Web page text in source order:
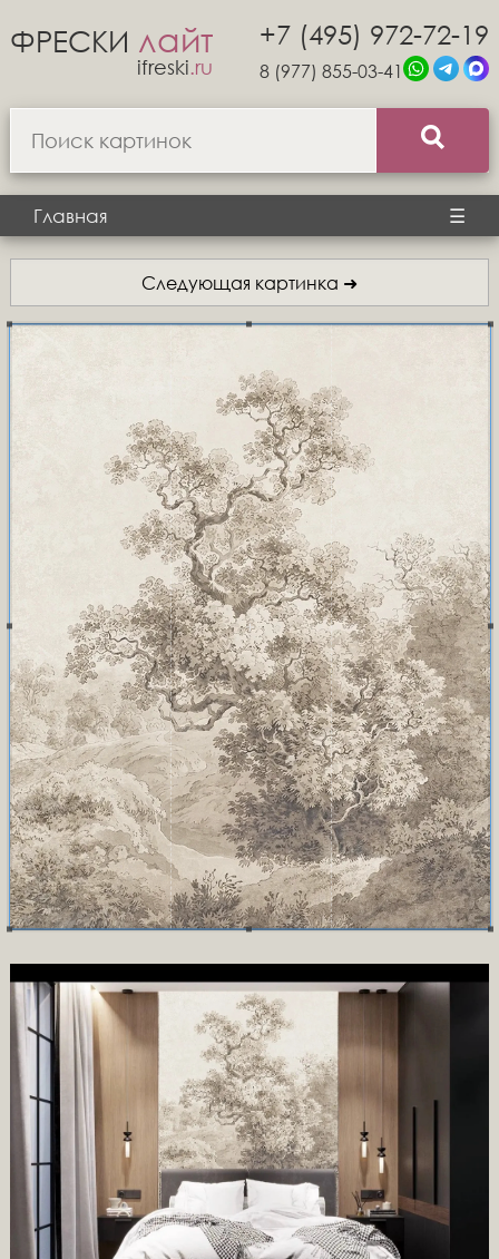
ФРЕСКИ лайт
ifreski.ru
+7 (495) 972-72-19
8 (977) 855-03-41
Главная ☰
Следующая картинка ➜